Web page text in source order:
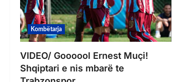
Kombëtarja
VIDEO/ Goooool Ernest Muçi!
Shqiptari e nis mbarë te